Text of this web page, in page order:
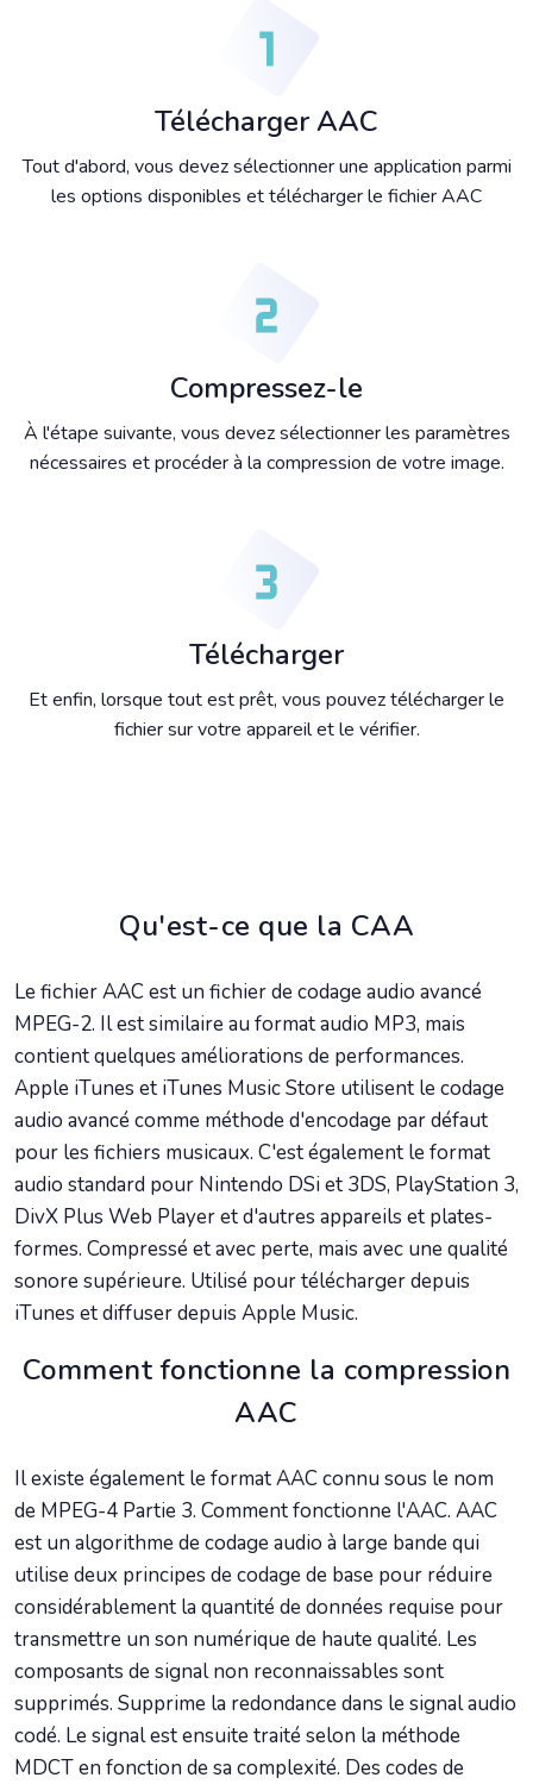
Télécharger AAC
Tout d'abord, vous devez sélectionner une application parmi
les options disponibles et télécharger le fichier AAC
Compressez-le
À l'étape suivante, vous devez sélectionner les paramètres
nécessaires et procéder à la compression de votre image.
Télécharger
Et enfin, lorsque tout est prêt, vous pouvez télécharger le
fichier sur votre appareil et le vérifier.
Qu'est-ce que la CAA
Le fichier AAC est un fichier de codage audio avancé
MPEG-2. Il est similaire au format audio MP3, mais
contient quelques améliorations de performances.
Apple iTunes et iTunes Music Store utilisent le codage
audio avancé comme méthode d'encodage par défaut
pour les fichiers musicaux. C'est également le format
audio standard pour Nintendo DSi et 3DS, PlayStation 3,
DivX Plus Web Player et d'autres appareils et plates-
formes. Compressé et avec perte, mais avec une qualité
sonore supérieure. Utilisé pour télécharger depuis
iTunes et diffuser depuis Apple Music.
Comment fonctionne la compression
AAC
Il existe également le format AAC connu sous le nom
de MPEG-4 Partie 3. Comment fonctionne l'AAC. AAC
est un algorithme de codage audio à large bande qui
utilise deux principes de codage de base pour réduire
considérablement la quantité de données requise pour
transmettre un son numérique de haute qualité. Les
composants de signal non reconnaissables sont
supprimés. Supprime la redondance dans le signal audio
codé. Le signal est ensuite traité selon la méthode
MDCT en fonction de sa complexité. Des codes de